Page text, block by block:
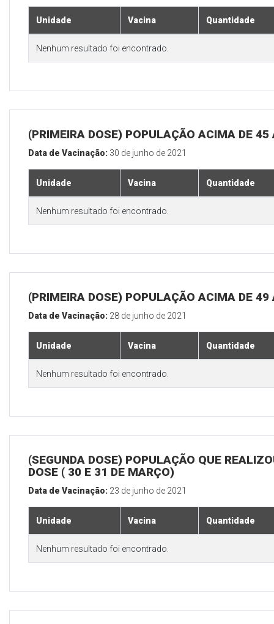
Unidade Vacina Quantidade
Nenhum resultado foi encontrado.
(PRIMEIRA DOSE) POPULAÇÃO ACIMA DE 45
Data de Vacinação: 30 de junho de 2021
Unidade Vacina Quantidade
Nenhum resultado foi encontrado.
(PRIMEIRA DOSE) POPULAÇÃO ACIMA DE 49
Data de Vacinação: 28 de junho de 2021
Unidade Vacina Quantidade
Nenhum resultado foi encontrado.
(SEGUNDA DOSE) POPULAÇÃO QUE
DOSE ( 30 E 31 DE MARÇO)
Data de Vacinação: 23 de junho de 2021
Unidade Vacina Quantidade
Nenhum resultado foi encontrado.